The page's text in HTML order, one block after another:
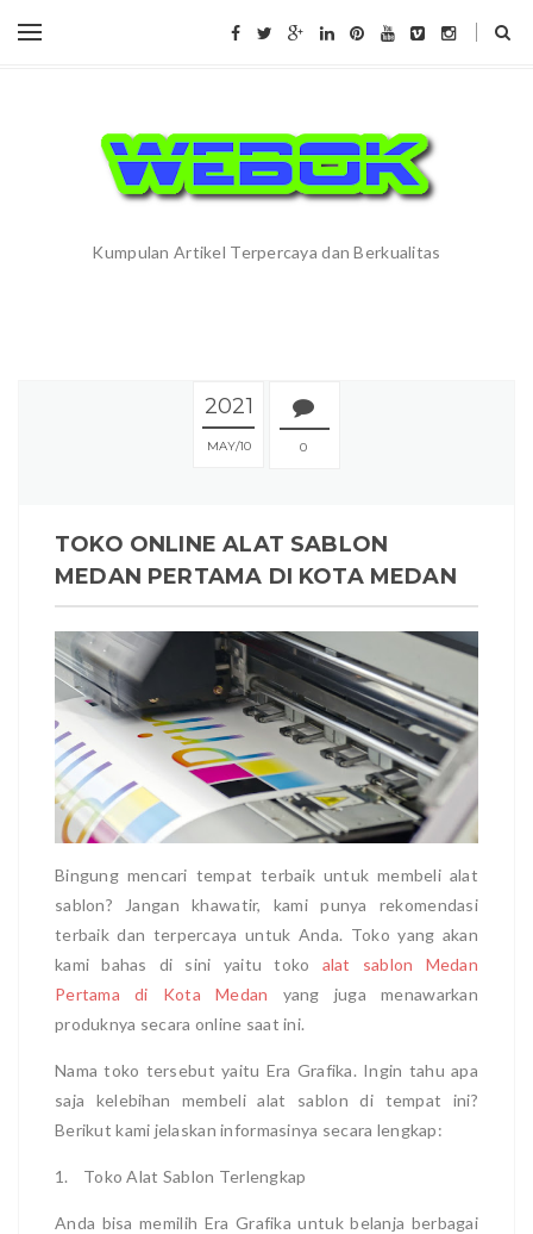
Kumpulan Artikel Terpercaya dan Berkualitas
2021
MAY 10 0
TOKO ONLINE ALAT SABLON
MEDAN PERTAMA DI KOTA MEDAN
Bingung mencari tempat terbaik untuk membeli alat
sablon? Jangan khawatir, kami punya rekomendasi
terbaik dan terpercaya untuk Anda. Toko yang akan
kami bahas di sini yaitu toko alat sablon Medan
Pertama di Kota Medan yang juga menawarkan
produknya secara online saat ini.
Nama toko tersebut yaitu Era Grafika. Ingin tahu apa
saja kelebihan membeli alat sablon di tempat ini?
Berikut kami jelaskan informasinya secara lengkap:
1. Toko Alat Sablon Terlengkap
Anda bisa memilih Era Grafika untuk belanja berbagai